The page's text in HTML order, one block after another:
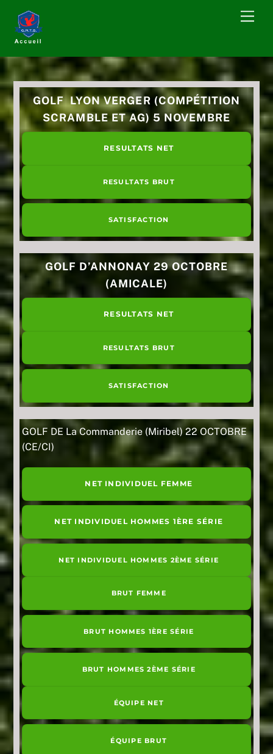
content
GOLF LYON VERGER (COMPÉTITION
SCRAMBLE ET AG) 5 NOVEMBRE
RESULTATS NET
RESULTATS BRUT
SATISFACTION
GOLF D’ANNONAY 29 OCTOBRE
(AMICALE)
RESULTATS NET
RESULTATS BRUT
SATISFACTION
GOLF DE La Commanderie (Miribel) 22 OCTOBRE
(CE/CI)
NET INDIVIDUEL FEMME
NET INDIVIDUEL HOMMES 1ÈRE SÉRIE
NET INDIVIDUEL HOMMES 2ÈME SÉRIE
BRUT FEMME
BRUT HOMMES 1ÈRE SÉRIE
BRUT HOMMES 2ÈME SÉRIE
ÉQUIPE NET
ÉQUIPE BRUT